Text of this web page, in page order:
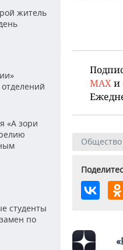
житель
«А зори
студенты
по
MAX и
Общество